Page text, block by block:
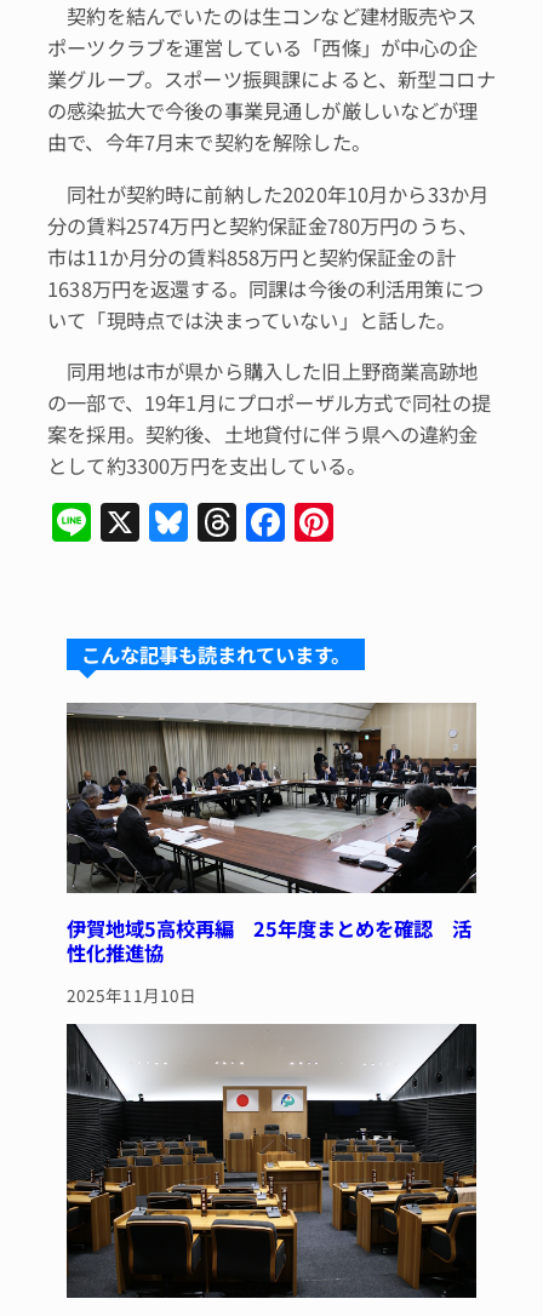
契約を結んでいたのは生コンなど建材販売やス
ポーツクラブを運営している「西條」が中心の企
業グループ。スポーツ振興課によると、新型コロナ
の感染拡大で今後の事業見通しが厳しいなどが理
由で、今年7月末で契約を解除した。
同社が契約時に前納した2020年10月から33か月
分の賃料2574万円と契約保証金780万円のうち、
市は11か月分の賃料858万円と契約保証金の計
1638万円を返還する。同課は今後の利活用策につ
いて「現時点では決まっていない」と話した。
同用地は市が県から購入した旧上野商業高跡地
の一部で、19年1月にプロポーザル方式で同社の提
案を採用。契約後、土地貸付に伴う県への違約金
として約3300万円を支出している。
Li
n
X Bl
u
s
k
y
T
hr
a
d
s
F
a
e
b
o
o
k
re
st
こんな記事も読まれています。
伊賀地域5高校再編 25年度まとめを確認 活
性化推進協
2025年11月10日